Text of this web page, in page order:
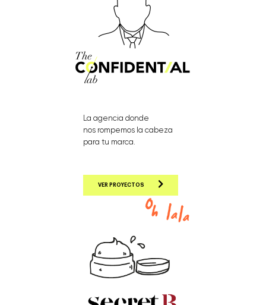
La agencia donde
nos rompemos la cabeza
para tu marca.
VER PROYECTOS